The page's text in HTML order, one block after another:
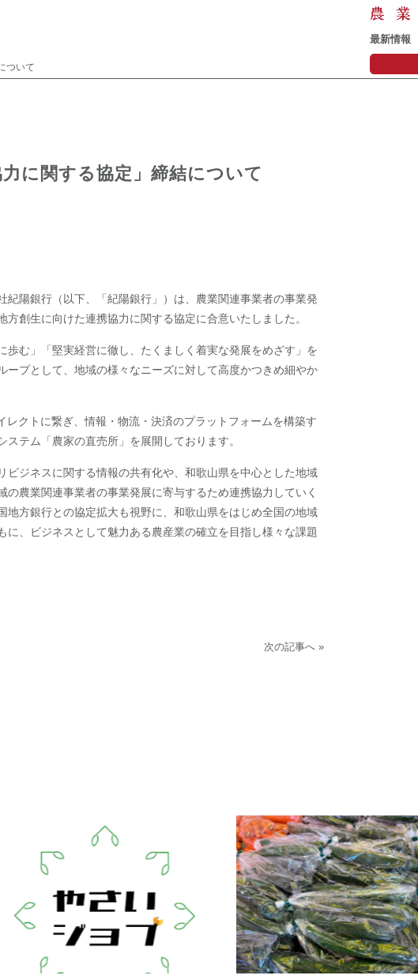
最新情報
ついて
に関する協定」締結について
陽銀行（以下、「紀陽銀行」）は、農業関連事業者の事業発
創生に向けた連携協力に関する協定に合意いたしました。
む」「堅実経営に徹し、たくましく着実な発展をめざす」を
プとして、地域の様々なニーズに対して高度かつきめ細やか
クトに繋ぎ、情報・物流・決済のプラットフォームを構築す
テム「農家の直売所」を展開しております。
ビジネスに関する情報の共有化や、和歌山県を中心とした地域
農業関連事業者の事業発展に寄与するため連携協力していく
地方銀行との協定拡大も視野に、和歌山県をはじめ全国の地域
、ビジネスとして魅力ある農産業の確立を目指し様々な課題
次の記事へ »